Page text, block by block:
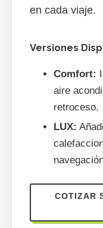
en cada viaje.
Versiones
Comfort:
aire
retroceso.
LUX:
COTIZAR